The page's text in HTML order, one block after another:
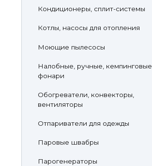
Кондиционеры, сплит-системы
Котлы, насосы для отопления
Моющие пылесосы
Налобные, ручные, кемпинговые
фонари
Обогреватели, конвекторы,
вентиляторы
Отпариватели для одежды
Паровые швабры
Парогенераторы